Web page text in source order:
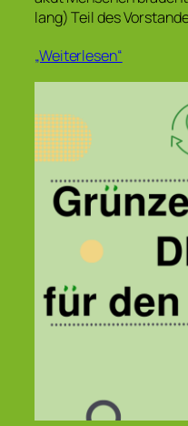
lang) Teil des
„Weiterlesen“